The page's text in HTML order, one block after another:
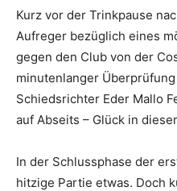
Kurz vor der Trinkpause
Aufreger bezüglich eines
gegen den Club von der
minutenlanger
Schiedsrichter Eder Mallo
auf Abseits – Glück in
In der Schlussphase der
hitzige Partie etwas. Doch